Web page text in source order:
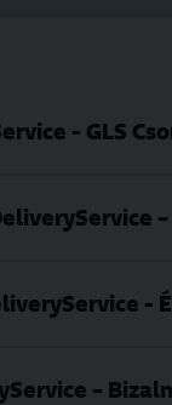
- GLS
-
–